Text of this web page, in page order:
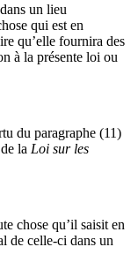
un lieu
qui est en
qu’elle fournira des
à la présente loi ou
du paragraphe (11)
la Loi sur les
chose qu’il saisit en
de celle-ci dans un